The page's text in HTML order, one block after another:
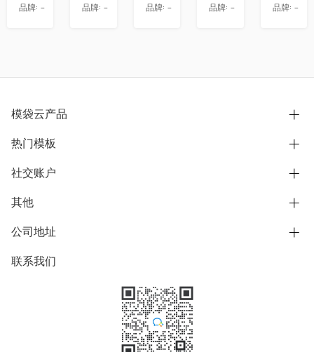
品牌: - 品牌: - 品牌: - 品牌: - 品牌: -
模袋云产品
别墅设计营销
模型协同展示分享
别墅社区
别墅模板
热门模板
欧式别墅
中式别墅
日式别墅
社交账户
B站
抖音
微信公众号
其他
用户服务协议
隐私政策
公司地址
上海市浦东新区东方路1215-1217号
联系我们